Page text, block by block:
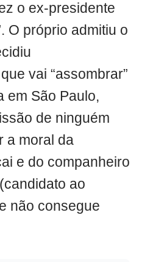
o ex-presidente
O próprio admitiu o
vai “assombrar”
em São Paulo,
de ninguém
a moral da
e do companheiro
ao
não consegue